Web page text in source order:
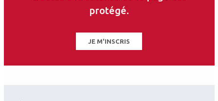
protégé.
JE M'INSCRIS